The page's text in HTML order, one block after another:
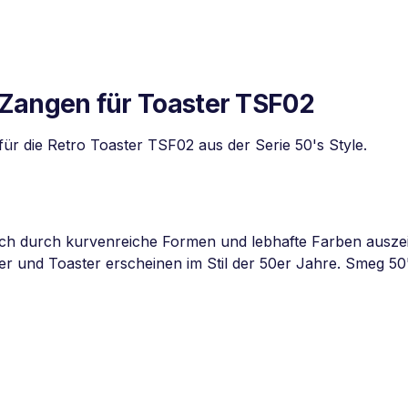
für Toaster TSF02
die Retro Toaster TSF02 aus der Serie 50's Style.
durch kurvenreiche Formen und lebhafte Farben
und Toaster erscheinen im Stil der 50er Jahre. Smeg